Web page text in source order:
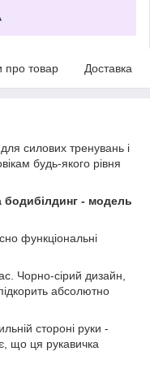
про товар Доставка
силових тренувань і
будь-якого рівня
бодибілдинг - модель
функціональні
Чорно-сірий дизайн,
абсолютно
стороні руки -
що ця рукавичка